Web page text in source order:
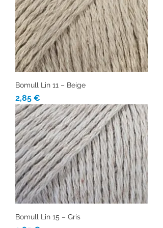
Bomull Lin 11 – Beige
Precio
2,85 €
Bomull Lin 15 – Gris